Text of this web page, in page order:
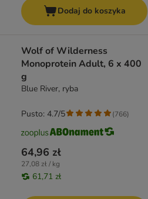
Dodaj do koszyka
Wolf of Wilderness
Monoprotein Adult, 6 x 400
g
Blue River, ryba
64,96 zł
27,08 zł / kg
61,71 zł
Pusto: 4.7/5 (766)